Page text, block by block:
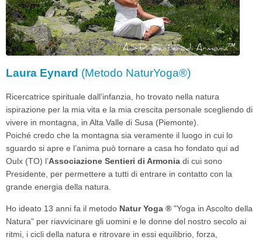
Laura Eynard (Metodo NaturYoga®)
Ricercatrice spirituale dall’infanzia, ho trovato nella natura
ispirazione per la mia vita e la mia crescita personale scegliendo di
vivere in montagna, in Alta Valle di Susa (Piemonte).
Poiché credo che la montagna sia veramente il luogo in cui lo
sguardo si apre e l’anima può tornare a casa ho fondato qui ad
Oulx (TO) l’Associazione Sentieri di Armonia di cui sono
Presidente, per permettere a tutti di entrare in contatto con la
grande energia della natura.
Ho ideato 13 anni fa il metodo Natur Yoga ® "Yoga in Ascolto della
Natura" per riavvicinare gli uomini e le donne del nostro secolo ai
ritmi, i cicli della natura e ritrovare in essi equilibrio, forza,